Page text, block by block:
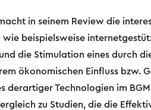
in seinem Review die
beispielsweise
die Stimulation eines durch
ökonomischen Einfluss bzw.
derartiger Technologien im
zu Studien, die die